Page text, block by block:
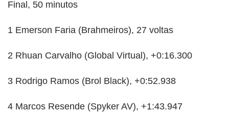
Final, 50 minutos
1 Emerson Faria (Brahmeiros), 27 voltas
2 Rhuan Carvalho (Global Virtual), +0:16.300
3 Rodrigo Ramos (Brol Black), +0:52.938
4 Marcos Resende (Spyker AV), +1:43.947